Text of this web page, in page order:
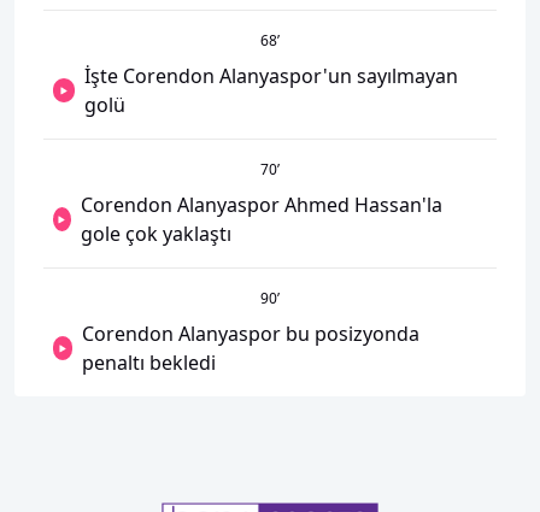
68’
İşte Corendon Alanyaspor'un sayılmayan
golü
70’
Corendon Alanyaspor Ahmed Hassan'la
gole çok yaklaştı
90’
Corendon Alanyaspor bu posizyonda
penaltı bekledi